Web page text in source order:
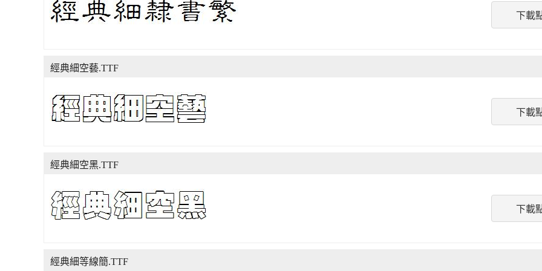
下載
下載
經典細空藝.TTF
下載
經典細空黑.TTF
經典細等線簡.TTF